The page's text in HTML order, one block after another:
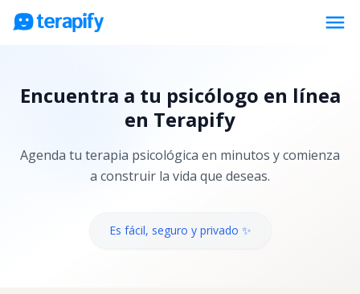
menu
Precios
Empresas
Preguntas frecuentes
Encuentra a tu psicólogo en línea
en Terapify
Agenda tu terapia psicológica en minutos y comienza
a construir la vida que deseas.
Es fácil, seguro y privado ✨